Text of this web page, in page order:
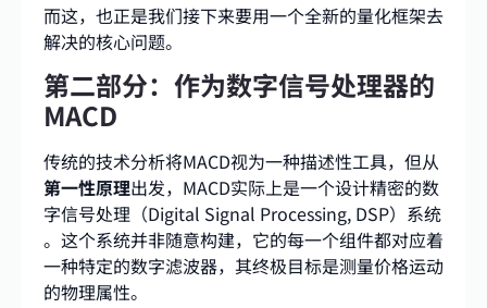
而这，也正是我们接下来要用一个全新的量化框架去
解决的核心问题。
第二部分：作为数字信号处理器的
MACD
传统的技术分析将MACD视为一种描述性工具，但从
第一性原理出发，MACD实际上是一个设计精密的数
字信号处理（Digital Signal Processing, DSP）系统
。这个系统并非随意构建，它的每一个组件都对应着
一种特定的数字滤波器，其终极目标是测量价格运动
的物理属性。